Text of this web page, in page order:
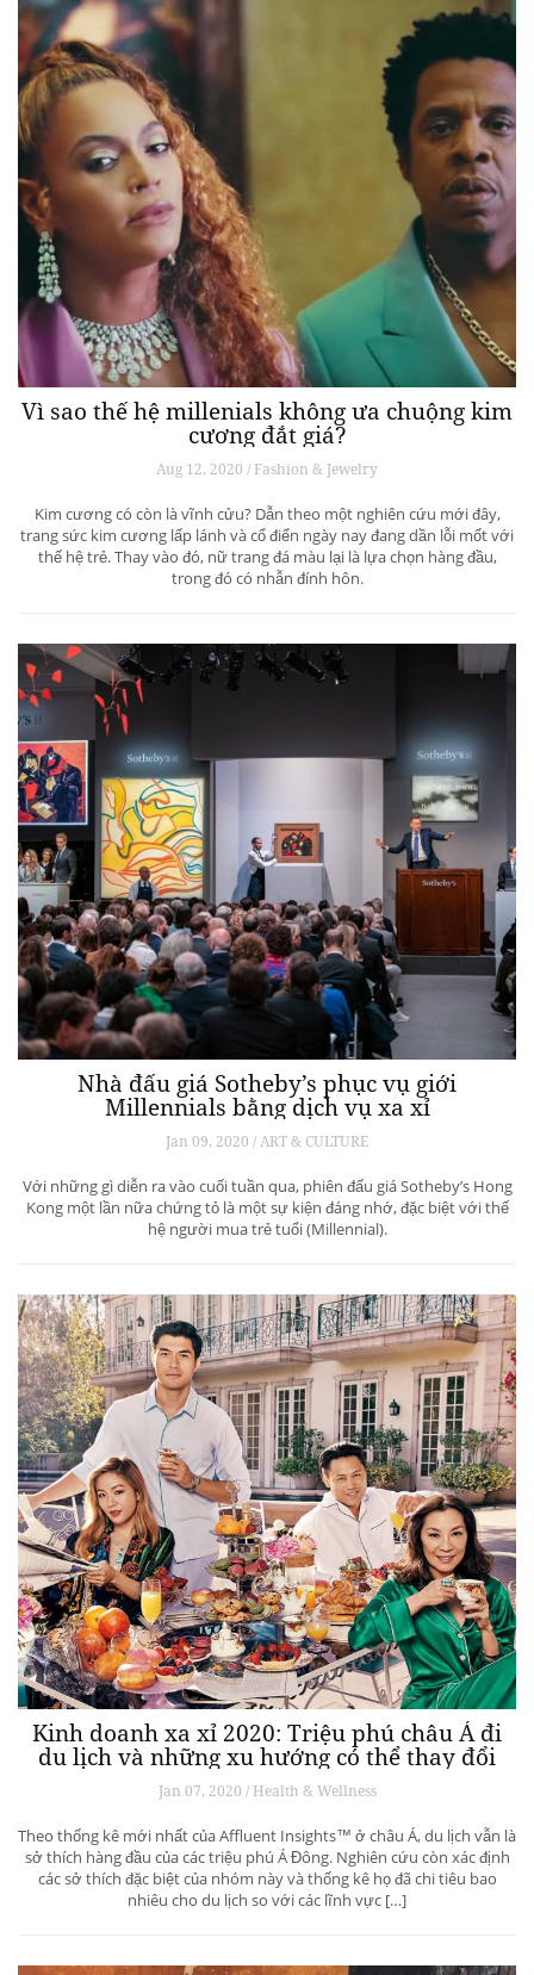
Độc quyền: Trò chuyện cùng huyền thoại
ngành đồng hồ Jean-Claude Biver
Apr 24, 2021 / Leader & Business
gia Jean-Claude Biver mới đây đã chia sẻ về tầm nhìn cá nhân để lèo lái
đế chế đồng hồ trị giá hàng tỷ đô.
Vì sao thế hệ millenials không ưa chuộng kim
cương đắt giá?
Aug 12, 2020 / Fashion & Jewelry
Kim cương có còn là vĩnh cửu? Dẫn theo một nghiên cứu mới đây,
thế hệ trẻ. Thay vào đó, nữ trang đá màu lại là lựa chọn hàng đầu,
trong đó có nhẫn đính hôn.
Nhà đấu giá Sotheby’s phục vụ giới
Millennials bằng dịch vụ xa xỉ
Jan 09, 2020 / ART & CULTURE
Với những gì diễn ra vào cuối tuần qua, phiên đấu giá Sotheby’s Hong
Kong một lần nữa chứng tỏ là một sự kiện đáng nhớ, đặc biệt với thế
hệ người mua trẻ tuổi (Millennial).